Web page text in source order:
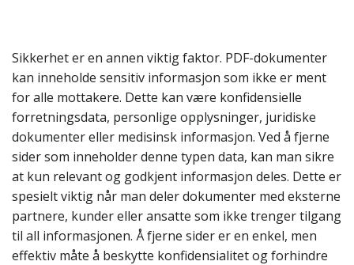
Sikkerhet er en annen viktig faktor. PDF-dokumenter
kan inneholde sensitiv informasjon som ikke er ment
for alle mottakere. Dette kan være konfidensielle
forretningsdata, personlige opplysninger, juridiske
dokumenter eller medisinsk informasjon. Ved å fjerne
sider som inneholder denne typen data, kan man sikre
at kun relevant og godkjent informasjon deles. Dette er
spesielt viktig når man deler dokumenter med eksterne
partnere, kunder eller ansatte som ikke trenger tilgang
til all informasjonen. Å fjerne sider er en enkel, men
effektiv måte å beskytte konfidensialitet og forhindre